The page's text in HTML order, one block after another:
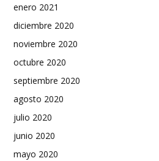
enero 2021
diciembre 2020
noviembre 2020
octubre 2020
septiembre 2020
agosto 2020
julio 2020
junio 2020
mayo 2020